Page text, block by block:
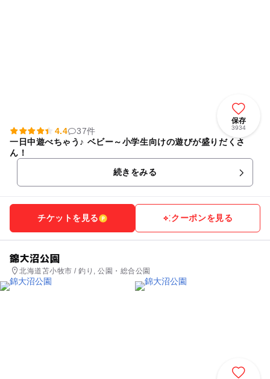
保存
3934
4.4
37件
一日中遊べちゃう♪ ベビー～小学生向けの遊びが盛りだくさ
ん！
続きをみる
チケットを見る クーポンを見る
錦大沼公園
北海道苫小牧市 / 釣り, 公園・総合公園